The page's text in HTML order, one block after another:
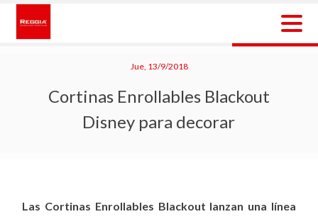
Skip
content
Jue, 13/9/2018
Cortinas Enrollables Blackout
Disney para decorar
Las Cortinas Enrollables Blackout lanzan una línea